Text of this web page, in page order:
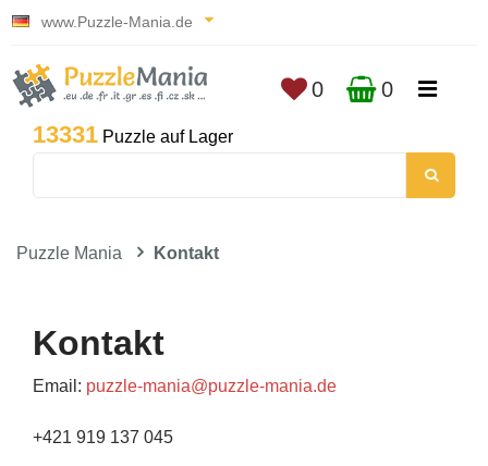
www.Puzzle-Mania.de
13331 Puzzle auf Lager
0 0
Puzzle Mania Kontakt
Kontakt
Email: puzzle-mania@puzzle-mania.de
+421 919 137 045